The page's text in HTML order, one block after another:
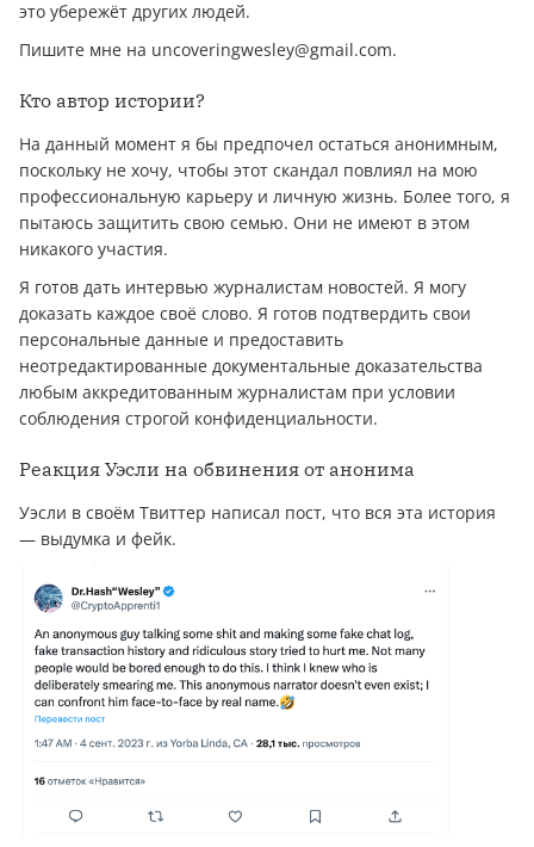
это убережёт других людей.
Пишите мне на uncoveringwesley@gmail.com.
Кто автор истории?
На данный момент я бы предпочел остаться анонимным,
поскольку не хочу, чтобы этот скандал повлиял на мою
профессиональную карьеру и личную жизнь. Более того, я
пытаюсь защитить свою семью. Они не имеют в этом
никакого участия.
Я готов дать интервью журналистам новостей. Я могу
доказать каждое своё слово. Я готов подтвердить свои
персональные данные и предоставить
неотредактированные документальные доказательства
любым аккредитованным журналистам при условии
соблюдения строгой конфиденциальности.
Реакция Уэсли на обвинения от анонима
Уэсли в своём Твиттер написал пост, что вся эта история
— выдумка и фейк.